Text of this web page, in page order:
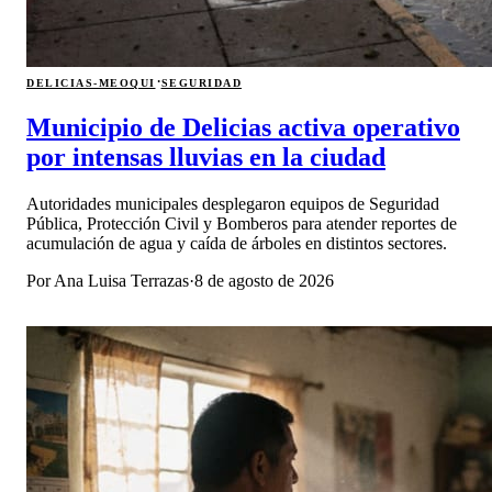
DELICIAS-MEOQUI ·SEGURIDAD
Municipio de Delicias activa operativo
por intensas lluvias en la ciudad
Autoridades municipales desplegaron equipos de Seguridad
Pública, Protección Civil y Bomberos para atender reportes de
acumulación de agua y caída de árboles en distintos sectores.
PorAna Luisa Terrazas·8 de agosto de 2026